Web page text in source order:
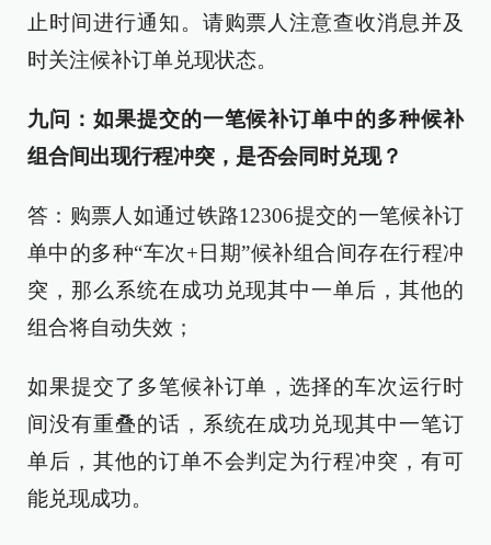
止时间进行通知。请购票人注意查收消息并及
时关注候补订单兑现状态。
九问：如果提交的一笔候补订单中的多种候补
组合间出现行程冲突，是否会同时兑现？
答：购票人如通过铁路12306提交的一笔候补订
单中的多种“车次+日期”候补组合间存在行程冲
突，那么系统在成功兑现其中一单后，其他的
组合将自动失效；
如果提交了多笔候补订单，选择的车次运行时
间没有重叠的话，系统在成功兑现其中一笔订
单后，其他的订单不会判定为行程冲突，有可
能兑现成功。